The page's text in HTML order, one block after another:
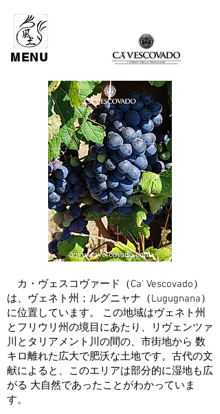
MENU
カ・ヴェスコヴァード（Ca' Vescovado）
は、ヴェネト州；ルグニャナ（Lugugnana）
に位置しています。 この地域はヴェネト州
とフリウリ州の境目にあたり、リヴェンツァ
川とタリアメント川の間の、市街地から 数
キロ離れた広大で肥沃な土地です。古代の文
献によると、このエリアは部分的に湿地も広
がる 大自然であったことがわかっていま
す。